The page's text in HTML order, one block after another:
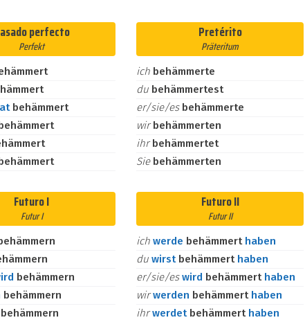
perfecto
Perfekt
behämmert
Pretérito
Präteritum
ich behämmerte
du behämmertest
er/sie/es behämmerte
wirbehämmerten
ihrbehämmertet
Sie behämmerten
Futuro I
Futur I
behämmern
behämmern
behämmern
Futuro II
Futur II
ich werde behämmert haben
du wirst behämmert haben
er/sie/eswird behämmert haben
wirwerden behämmert haben
ihrwerdet behämmert haben